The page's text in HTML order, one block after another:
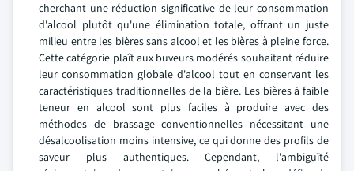
cherchant une réduction significative de leur consommation
d'alcool plutôt qu'une élimination totale, offrant un juste
milieu entre les bières sans alcool et les bières à pleine force.
Cette catégorie plaît aux buveurs modérés souhaitant réduire
leur consommation globale d'alcool tout en conservant les
caractéristiques traditionnelles de la bière. Les bières à faible
teneur en alcool sont plus faciles à produire avec des
méthodes de brassage conventionnelles nécessitant une
désalcoolisation moins intensive, ce qui donne des profils de
saveur plus authentiques. Cependant, l'ambiguïté